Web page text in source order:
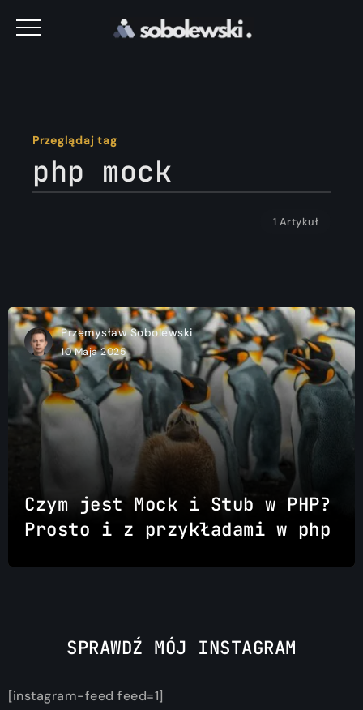
Przeglądaj tag
php mock
1 Artykuł
Przemysław Sobolewski
10 Maja 2025
Czym jest Mock i Stub w PHP?
Prosto i z przykładami w php
SPRAWDŹ MÓJ INSTAGRAM
[instagram-feed feed=1]